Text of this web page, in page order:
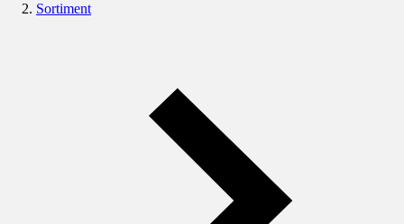
Sortiment